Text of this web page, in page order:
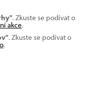
. Zkuste se podívat o
akce.
. Zkuste se podívat o
.